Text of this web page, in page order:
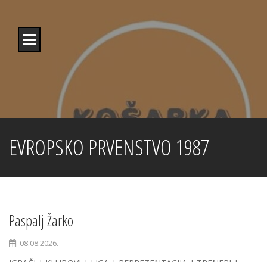
content
EVROPSKO PRVENSTVO 1987
Paspalj Žarko
08.08.2026.